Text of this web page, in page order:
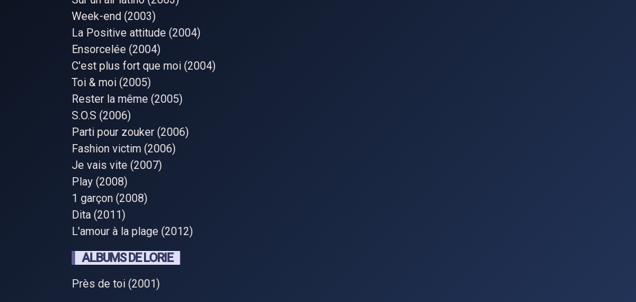
Week-end (2003)
La Positive attitude (2004)
Ensorcelée (2004)
C'est plus fort que moi (2004)
Toi & moi (2005)
Rester la même (2005)
S.O.S (2006)
Parti pour zouker (2006)
Fashion victim (2006)
Je vais vite (2007)
Play (2008)
1 garçon (2008)
Dita (2011)
L'amour à la plage (2012)
ALBUMS DE LORIE
Près de toi (2001)